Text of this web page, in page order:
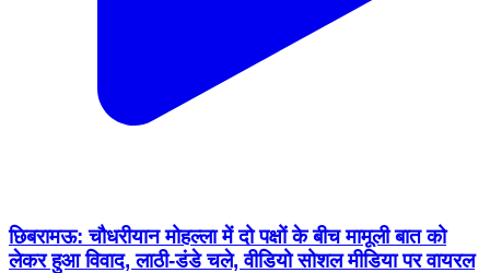
छिबरामऊ: चौधरीयान मोहल्ला में दो पक्षों के बीच मामूली बात को
लेकर हुआ विवाद, लाठी-डंडे चले, वीडियो सोशल मीडिया पर वायरल